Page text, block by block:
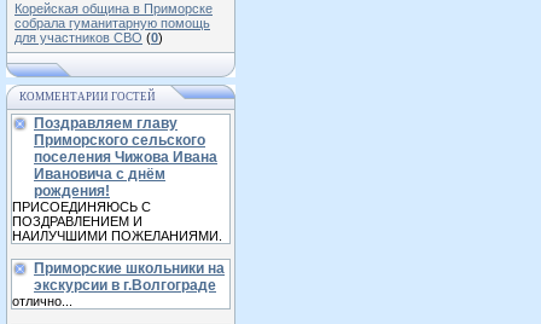
Корейская община в Приморске
собрала гуманитарную помощь
для участников СВО (0)
КОММЕНТАРИИ ГОСТЕЙ
Поздравляем главу
Приморского сельского
поселения Чижова Ивана
Ивановича с днём
рождения!
ПРИСОЕДИНЯЮСЬ С
ПОЗДРАВЛЕНИЕМ И
НАИЛУЧШИМИ ПОЖЕЛАНИЯМИ.
Приморские школьники на
экскурсии в г.Волгограде
отлично...